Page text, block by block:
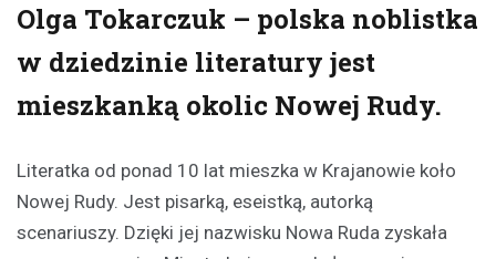
Olga Tokarczuk – polska noblistka
w dziedzinie literatury jest
mieszkanką okolic Nowej Rudy.
Literatka od ponad 10 lat mieszka w Krajanowie koło
Nowej Rudy. Jest pisarką, eseistką, autorką
scenariuszy. Dzięki jej nazwisku Nowa Ruda zyskała